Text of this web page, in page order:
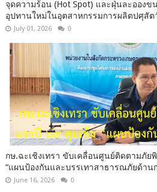
จุดความร้อน (Hot Spot) และฝุ่นละอองข
อุปทานใหม่ในอุตสาหกรรมการผลิตปศุสัต
July 01, 2026 0
กษ.ฉะเชิงเทรา ขับเคลื่อนศูนย์ติดตามภัย
“แผนป้องกันและบรรเทาสาธารณภัยด้าน
June 16, 2026 0